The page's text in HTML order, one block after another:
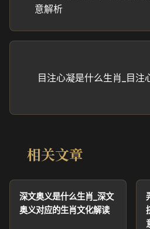
意解析
目注心凝是什么生肖_目
相关文章
深文奥义是什么生肖_深文
奥义对应的生肖文化解读